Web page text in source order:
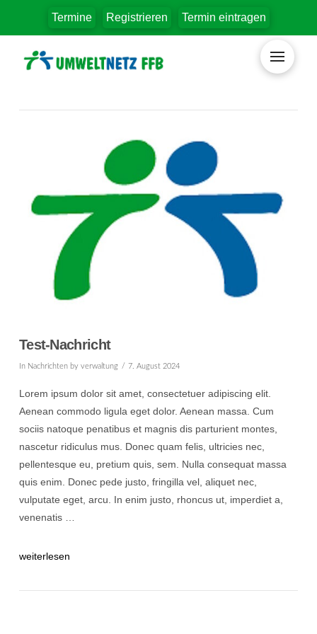
Termine Registrieren Termin eintragen
Test-Nachricht
In Nachrichtenby verwaltung 7. August 2024
Lorem ipsum dolor sit amet, consectetuer adipiscing elit.
Aenean commodo ligula eget dolor. Aenean massa. Cum
sociis natoque penatibus et magnis dis parturient montes,
nascetur ridiculus mus. Donec quam felis, ultricies nec,
pellentesque eu, pretium quis, sem. Nulla consequat massa
quis enim. Donec pede justo, fringilla vel, aliquet nec,
vulputate eget, arcu. In enim justo, rhoncus ut, imperdiet a,
venenatis …
weiterlesen